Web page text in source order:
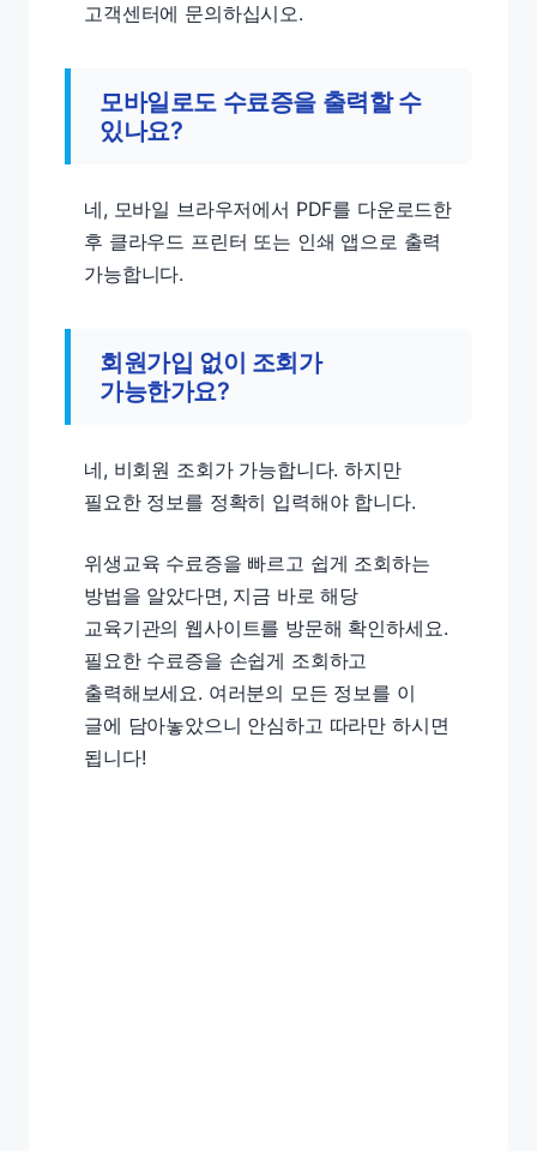
고객센터에 문의하십시오.
모바일로도 수료증을 출력할 수
있나요?
네, 모바일 브라우저에서 PDF를 다운로드한
후 클라우드 프린터 또는 인쇄 앱으로 출력
가능합니다.
회원가입 없이 조회가
가능한가요?
네, 비회원 조회가 가능합니다. 하지만
필요한 정보를 정확히 입력해야 합니다.
위생교육 수료증을 빠르고 쉽게 조회하는
방법을 알았다면, 지금 바로 해당
교육기관의 웹사이트를 방문해 확인하세요.
필요한 수료증을 손쉽게 조회하고
출력해보세요. 여러분의 모든 정보를 이
글에 담아놓았으니 안심하고 따라만 하시면
됩니다!